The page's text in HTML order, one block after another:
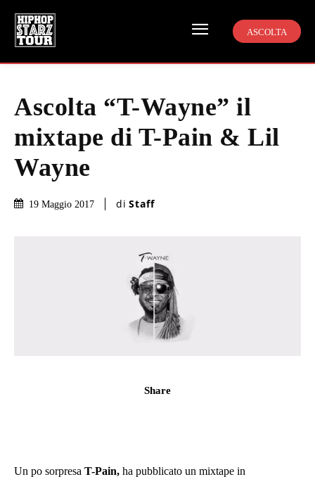
ASCOLTA
Ascolta “T-Wayne” il
mixtape di T-Pain & Lil
Wayne
19 Maggio 2017 di Staff
Share
Un po sorpresa T-Pain, ha pubblicato un mixtape in